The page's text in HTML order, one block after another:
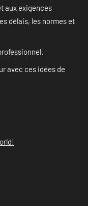
aux exigences
délais, les normes et
avec ces idées de